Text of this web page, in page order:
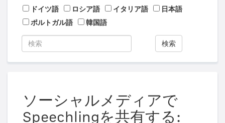
ドイツ語
ロシア語 イタリア語
日本語
ポルトガル語
韓国語
検索
ソーシャルメディアで
Speechlingを共有する: